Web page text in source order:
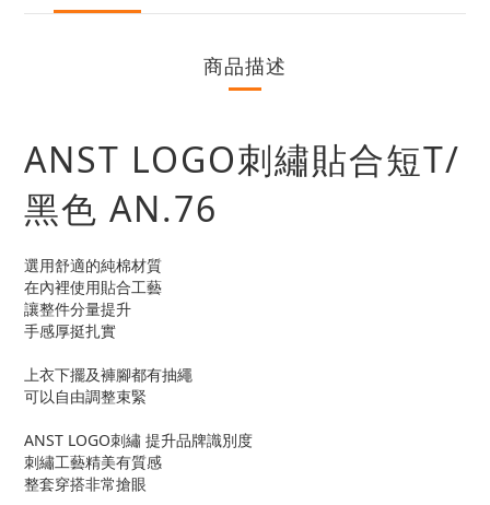
商品描述
ANST LOGO刺繡貼合短T/
黑色 AN.76
選用舒適的純棉材質
在內裡使用貼合工藝
讓整件分量提升
手感厚挺扎實
上衣下擺及褲腳都有抽繩
可以自由調整束緊
ANST LOGO刺繡 提升品牌識別度
刺繡工藝精美有質感
整套穿搭非常搶眼